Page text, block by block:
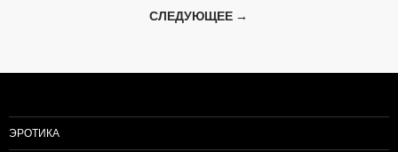
СЛЕДУЮЩЕЕ →
ЭРОТИКА